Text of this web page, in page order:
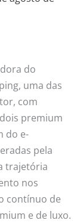
do
uma das
com
premium
do e-
pela
trajetória
nos
contínuo de
e de luxo.